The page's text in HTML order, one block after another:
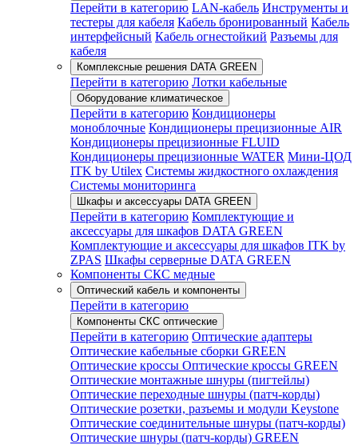
Перейти в категорию LAN-кабель Инструменты и
тестеры для кабеля Кабель бронированный Кабель
интерфейсный Кабель огнестойкий Разъемы для
кабеля
Комплексные решения DATA GREEN
Перейти в категорию Лотки кабельные
Оборудование климатическое
Перейти в категорию Кондиционеры
моноблочные Кондиционеры прецизионные AIR
Кондиционеры прецизионные FLUID
Кондиционеры прецизионные WATER Мини-ЦОД
ITK by Utilex Системы жидкостного охлаждения
Системы мониторинга
Шкафы и аксессуары DATA GREEN
Перейти в категорию Комплектующие и
аксессуары для шкафов DATA GREEN
Комплектующие и аксессуары для шкафов ITK by
ZPAS Шкафы серверные DATA GREEN
Компоненты СКС медные
Оптический кабель и компоненты
Перейти в категорию
Компоненты СКС оптические
Перейти в категорию Оптические адаптеры
Оптические кабельные сборки GREEN
Оптические кроссы Оптические кроссы GREEN
Оптические монтажные шнуры (пигтейлы)
Оптические переходные шнуры (патч-корды)
Оптические розетки, разъемы и модули Keystone
Оптические соединительные шнуры (патч-корды)
Оптические шнуры (патч-корды) GREEN